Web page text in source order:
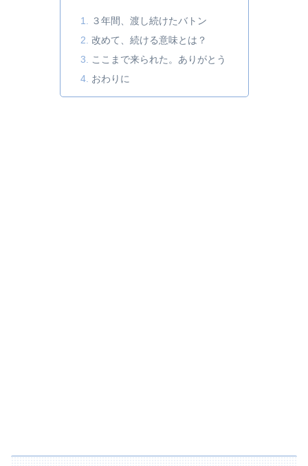
３年間、渡し続けたバトン
改めて、続ける意味とは？
ここまで来られた。ありがとう
おわりに